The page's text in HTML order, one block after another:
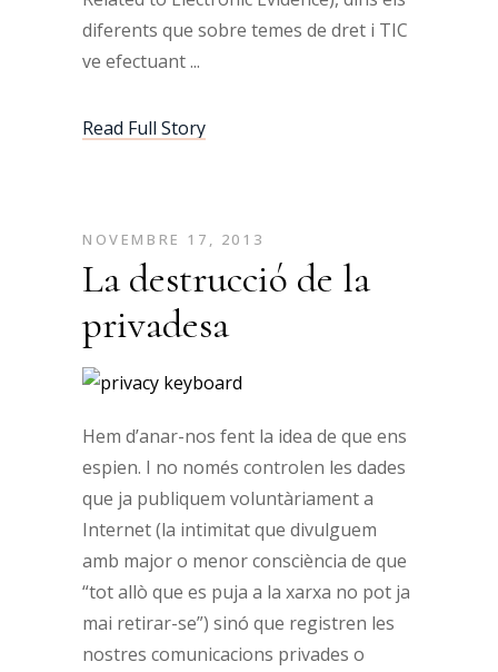
diferents que sobre temes de dret i TIC
ve efectuant
Read Full Story
NOVEMBRE 17, 2013
La destrucció de la
privadesa
Hem d’anar-nos fent la idea de que ens
espien. I no només controlen les dades
que ja publiquem voluntàriament a
Internet (la intimitat que divulguem
amb major o menor consciència de que
“tot allò que es puja a la xarxa no pot ja
mai retirar-se”) sinó que registren les
nostres comunicacions privades o